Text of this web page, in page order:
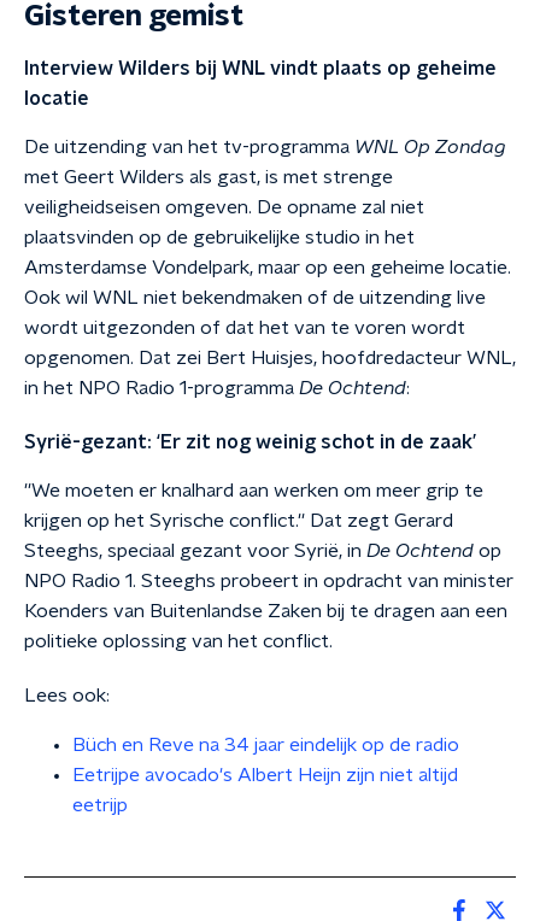
Gisteren gemist
Interview Wilders bij WNL vindt plaats op geheime
locatie
De uitzending van het tv-programma WNL Op Zondag
met Geert Wilders als gast, is met strenge
veiligheidseisen omgeven. De opname zal niet
plaatsvinden op de gebruikelijke studio in het
Amsterdamse Vondelpark, maar op een geheime locatie.
Ook wil WNL niet bekendmaken of de uitzending live
wordt uitgezonden of dat het van te voren wordt
opgenomen. Dat zei Bert Huisjes, hoofdredacteur WNL,
in het NPO Radio 1-programma De Ochtend:
Syrië-gezant: ‘Er zit nog weinig schot in de zaak’
''We moeten er knalhard aan werken om meer grip te
krijgen op het Syrische conflict.'' Dat zegt Gerard
Steeghs, speciaal gezant voor Syrië, in De Ochtend op
NPO Radio 1. Steeghs probeert in opdracht van minister
Koenders van Buitenlandse Zaken bij te dragen aan een
politieke oplossing van het conflict.
Lees ook:
Büch en Reve na 34 jaar eindelijk op de radio
Eetrijpe avocado's Albert Heijn zijn niet altijd
eetrijp